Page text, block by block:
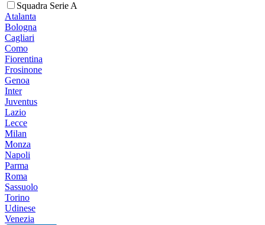
Squadra Serie A
Atalanta
Bologna
Cagliari
Como
Fiorentina
Frosinone
Genoa
Inter
Juventus
Lazio
Lecce
Milan
Monza
Napoli
Parma
Roma
Sassuolo
Torino
Udinese
Venezia